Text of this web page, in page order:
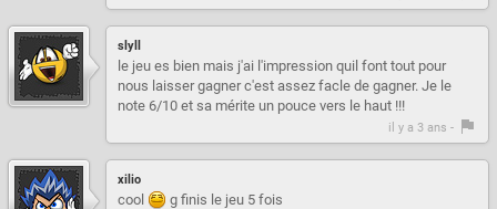
slyll
le jeu es bien mais j'ai l'impression quil font tout pour
nous laisser gagner c'est assez facle de gagner. Je le
note 6/10 et sa mérite un pouce vers le haut !!!
il y a 3 ans -
xilio
cool g finis le jeu 5 fois